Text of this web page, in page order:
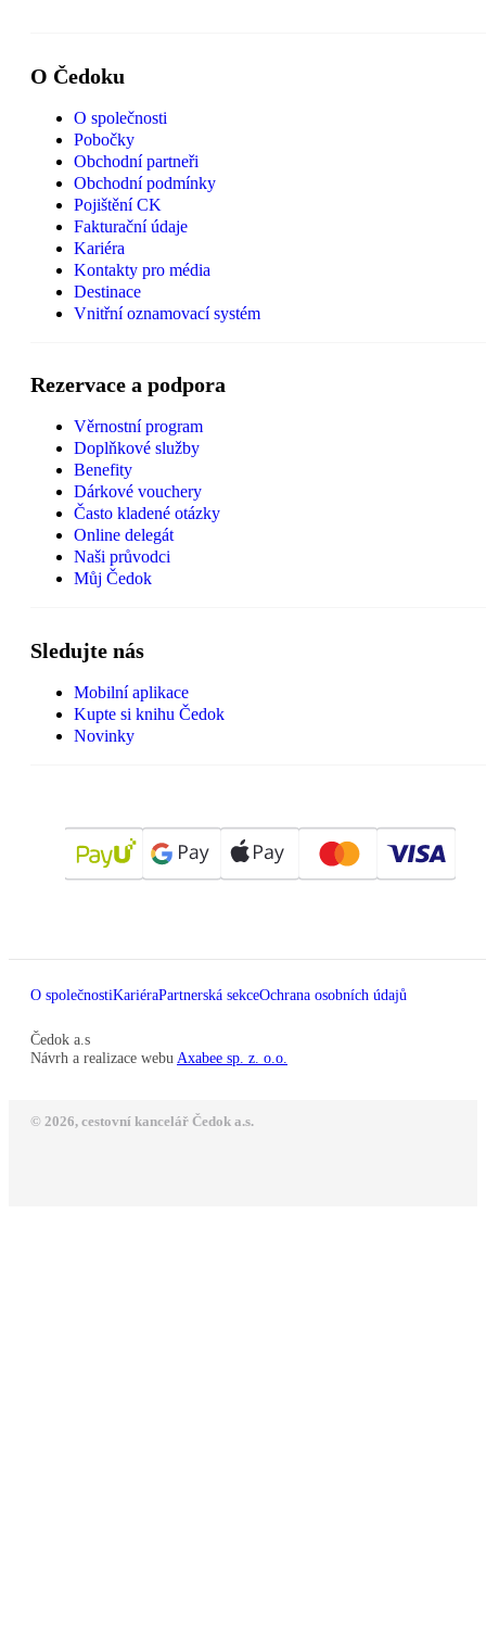
O Čedoku
O společnosti
Pobočky
Obchodní partneři
Obchodní podmínky
Pojištění CK
Fakturační údaje
Kariéra
Kontakty pro média
Destinace
Vnitřní oznamovací systém
Rezervace a podpora
Věrnostní program
Doplňkové služby
Benefity
Dárkové vouchery
Často kladené otázky
Online delegát
Naši průvodci
Můj Čedok
Sledujte nás
Mobilní aplikace
Kupte si knihu Čedok
Novinky
O společnostiKariéraPartnerská sekceOchrana osobních údajů
Čedok a.s
Návrh a realizace webu Axabee sp. z. o.o.
© 2026, cestovní kancelář Čedok a.s.